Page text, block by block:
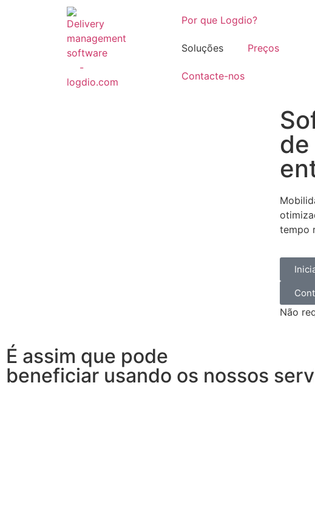
Por que Logdio?
Soluções Preços
Contacte-nos
de
tempo
Não
É assim que pode
beneficiar usando os nossos